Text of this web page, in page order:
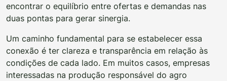
encontrar o equilíbrio entre ofertas e demandas nas
duas pontas para gerar sinergia.
Um caminho fundamental para se estabelecer essa
conexão é ter clareza e transparência em relação às
condições de cada lado. Em muitos casos, empresas
interessadas na produção responsável do agro